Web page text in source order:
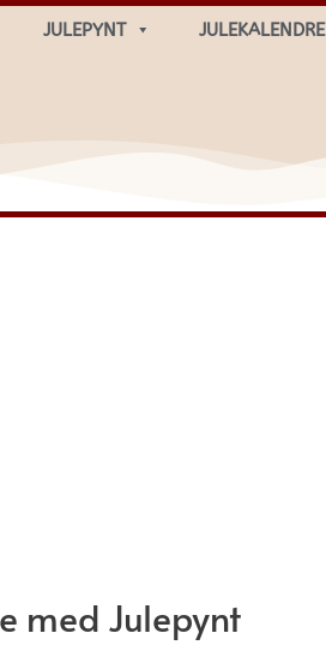
JULEPYNT JULEKALENDRE
med Julepynt